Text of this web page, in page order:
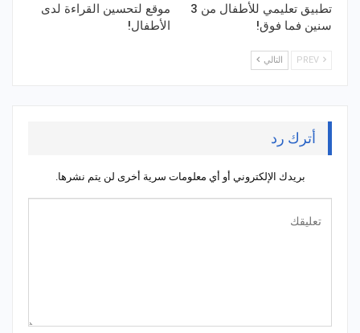
تطبيق تعليمي للأطفال من 3
سنين فما فوق!
موقع لتحسين القراءة لدى
الأطفال!
التالي
أترك رد
بريدك الإلكتروني أو أي معلومات سرية أخرى لن يتم نشرها.